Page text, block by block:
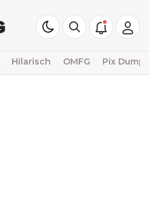
Hilarisch OMFG Pix Dump